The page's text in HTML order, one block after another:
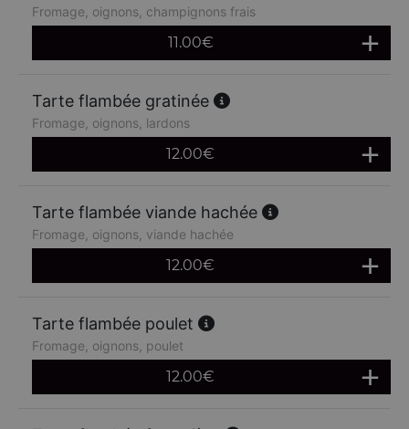
Fromage, oignons, champignons frais
11.00€
Tarte flambée gratinée
Fromage, oignons, lardons
12.00€
Tarte flambée viande hachée
Fromage, oignons, viande hachée
12.00€
Tarte flambée poulet
Fromage, oignons, poulet
12.00€